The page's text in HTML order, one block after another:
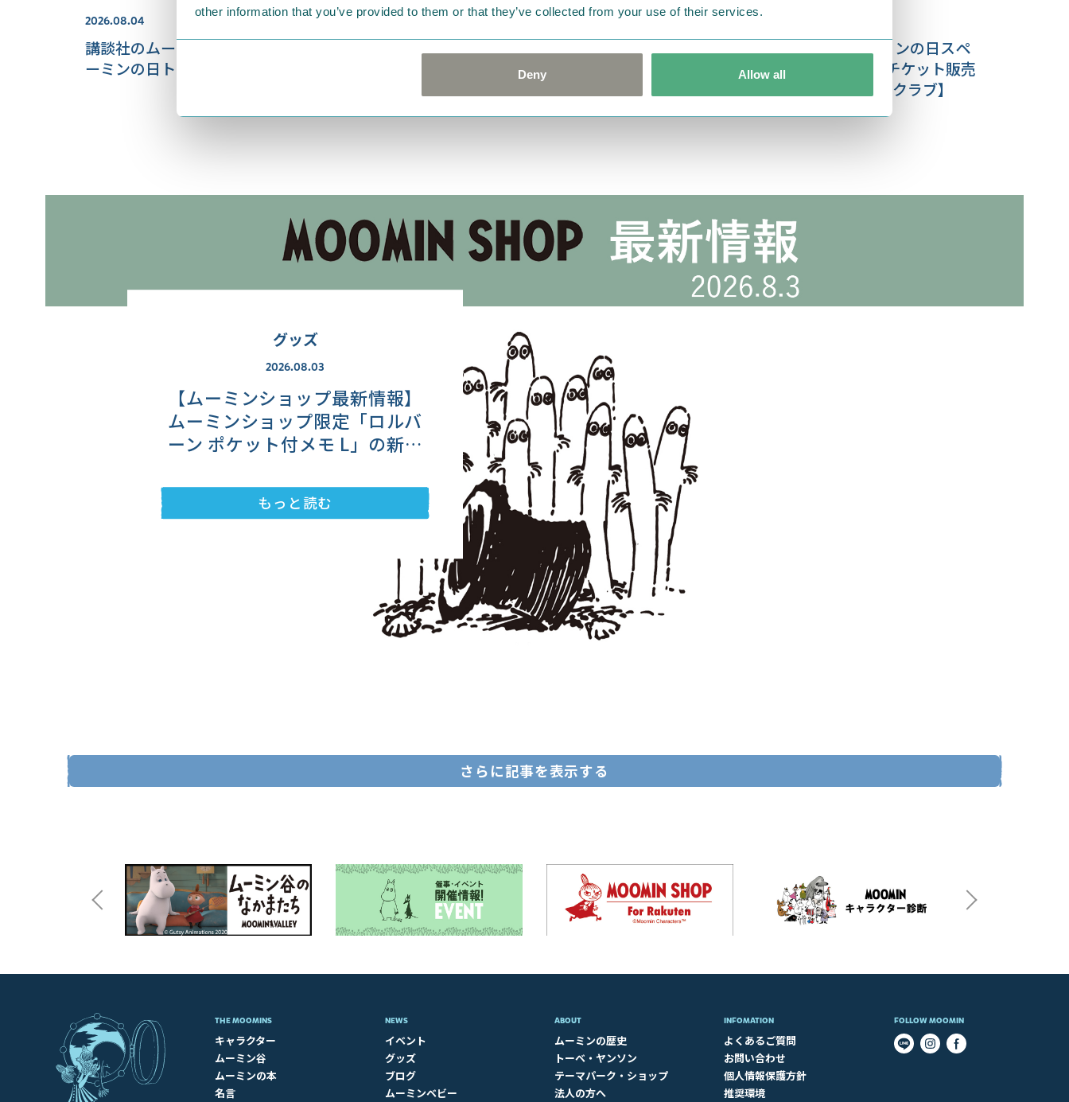
other information that you’ve provided to them or that they’ve collected from your use of their services.
Deny Allow all
2026.08.04
講談社のムーミン小説BOXを買うと、ム
ーミンの日トートバッグがもらえる！
【かまわぬコラボ】表情をめくって楽し
む「てぬぐい帳」【MOOMIN SHOP 楽
8月9日（日）開催！ムーミンの日スペ
シャルイベント2026 電子チケット販売
中♪【ムーミン公式ファンクラブ】
グッズ
2026.08.03
【ムーミンショップ最新情報】
ムーミンショップ限定「ロルバ
ーン ポケット付メモ L」の新作
もっと読む
さらに記事を表示する
THE MOOMINS
キャラクター
ムーミン谷
ムーミンの本
名言
NEWS
イベント
グッズ
ブログ
ムーミンベビー
ABOUT​
ムーミンの歴史
トーベ・ヤンソン
テーマパーク・ショップ
法人の方へ
INFOMATION
よくあるご質問
お問い合わせ
個人情報保護方針
推奨環境
FOLLOW MOOMIN